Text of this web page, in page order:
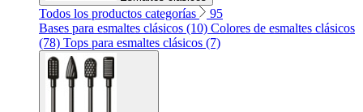
Todos los productos categorías
95
Bases para esmaltes clásicos (10) Colores de esmaltes clásicos
(78) Tops para esmaltes clásicos (7)